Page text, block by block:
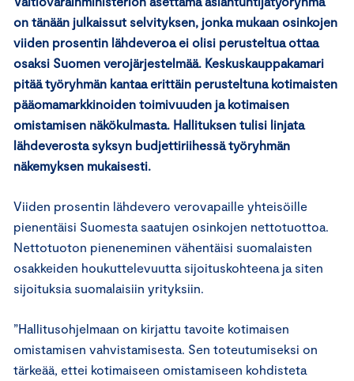
on tänään julkaissut selvityksen, jonka mukaan osinkojen
viiden prosentin lähdeveroa ei olisi perusteltua ottaa
osaksi Suomen verojärjestelmää. Keskuskauppakamari
pitää työryhmän kantaa erittäin perusteltuna kotimaisten
pääomamarkkinoiden toimivuuden ja kotimaisen
omistamisen näkökulmasta. Hallituksen tulisi linjata
lähdeverosta syksyn budjettiriihessä työryhmän
näkemyksen mukaisesti.
Viiden prosentin lähdevero verovapaille yhteisöille
pienentäisi Suomesta saatujen osinkojen nettotuottoa.
Nettotuoton pieneneminen vähentäisi suomalaisten
osakkeiden houkuttelevuutta sijoituskohteena ja siten
sijoituksia suomalaisiin yrityksiin.
”Hallitusohjelmaan on kirjattu tavoite kotimaisen
omistamisen vahvistamisesta. Sen toteutumiseksi on
tärkeää, ettei kotimaiseen omistamiseen kohdisteta